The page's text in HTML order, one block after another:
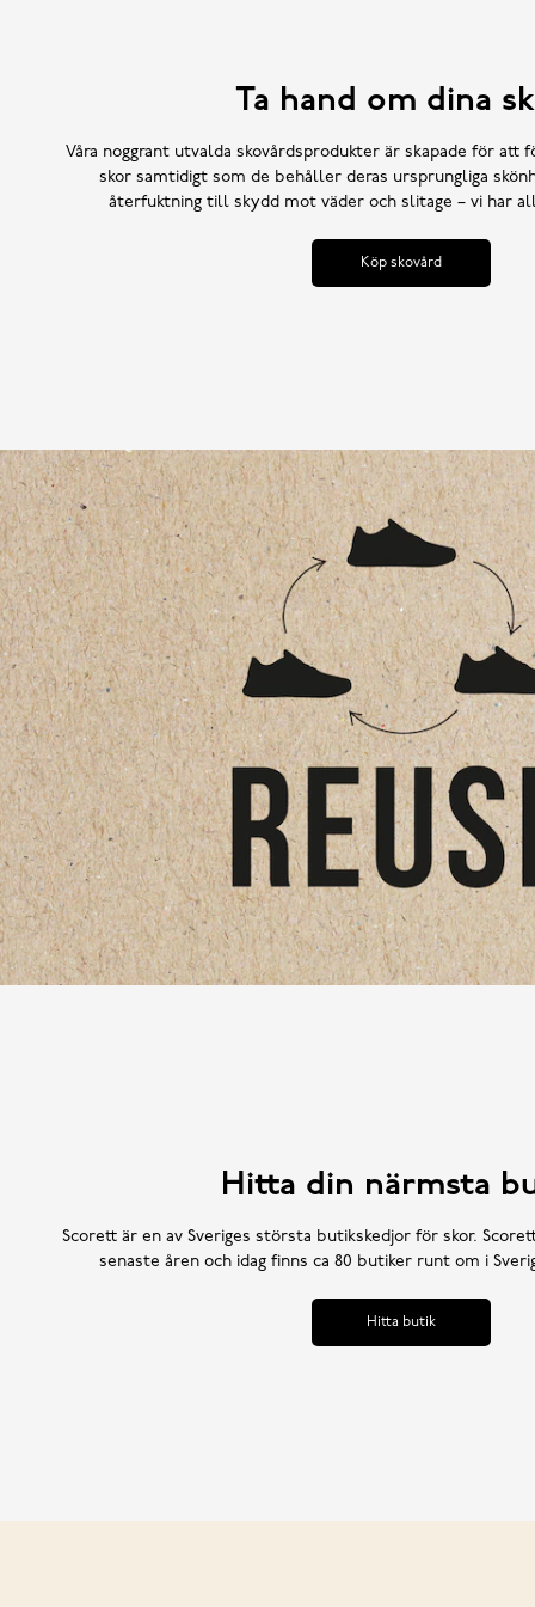
Ta hand om dina
Våra noggrant utvalda skovårdsprodukter är skapade för att
skor samtidigt som de behåller deras ursprungliga
återfuktning till skydd mot väder och slitage – vi har
Köp skovård
Hitta din närmsta
Scorett är en av Sveriges största butikskedjor för skor.
senaste åren och idag finns ca 80 butiker runt om i
Hitta butik